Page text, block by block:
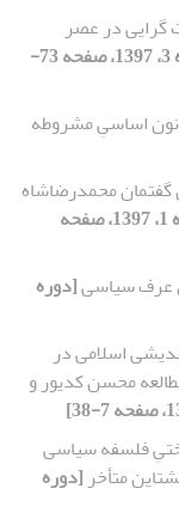
گرایی در عصر
[دوره 13، شماره 3، 1397، صفحه 73-
اساسیِ مشروطه
گفتمان‌ محمدرضاشاه
[دوره 13، شماره 1، 1397، صفحه
عرف سیاسی[دوره
اسلامی در
محسن کدیور و
فلسفه سیاسی
متأخر [دوره